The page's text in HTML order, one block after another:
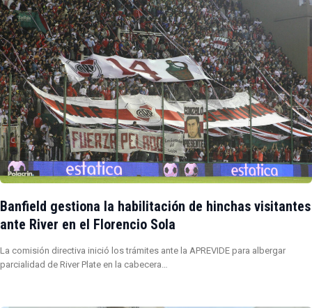
Banfield gestiona la habilitación de hinchas visitantes
ante River en el Florencio Sola
La comisión directiva inició los trámites ante la APREVIDE para albergar
parcialidad de River Plate en la cabecera…